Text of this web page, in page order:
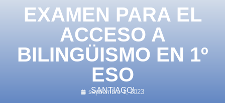
EXAMEN PARA EL
ACCESO A
BILINGÜISMO EN 1º
ESO
SANTIAGO!
septiembre 1, 2023